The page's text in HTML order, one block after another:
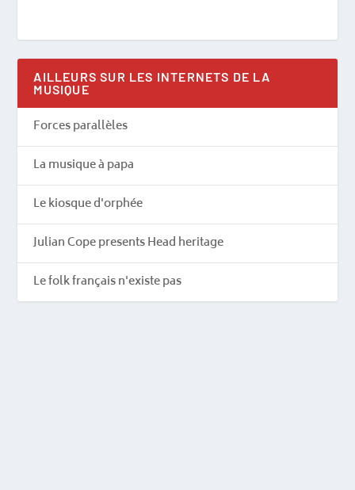
AILLEURS SUR LES INTERNETS DE LA
MUSIQUE
Forces parallèles
La musique à papa
Le kiosque d'orphée
Julian Cope presents Head heritage
Le folk français n'existe pas